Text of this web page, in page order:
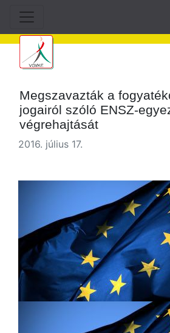
Megszavazták a
jogairól szóló ENSZ-
végrehajtását
2016. július 17.